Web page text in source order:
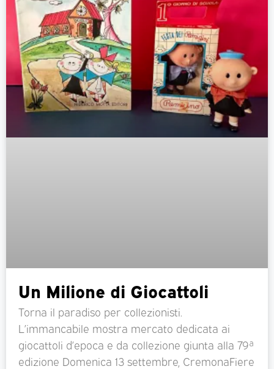
Un Milione di Giocattoli
Torna il paradiso per collezionisti.
L’immancabile mostra mercato dedicata ai
giocattoli d’epoca e da collezione giunta alla 79ª
edizione Domenica 13 settembre, CremonaFiere